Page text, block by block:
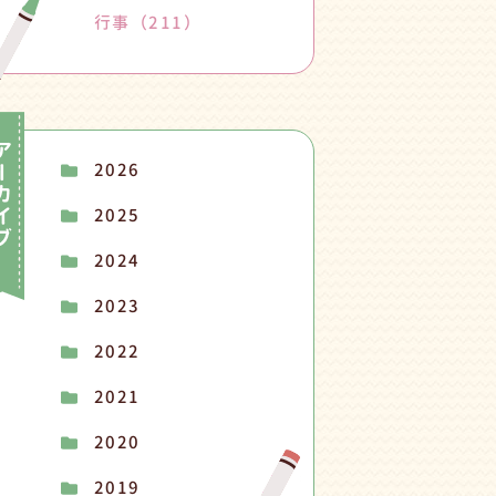
行事
（211）
2026
2025
2024
2023
2022
2021
2020
2019